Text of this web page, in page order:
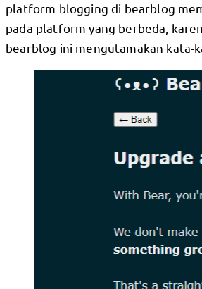
platform blogging di bearblog
pada platform yang berbeda,
bearblog ini mengutamakan kata-